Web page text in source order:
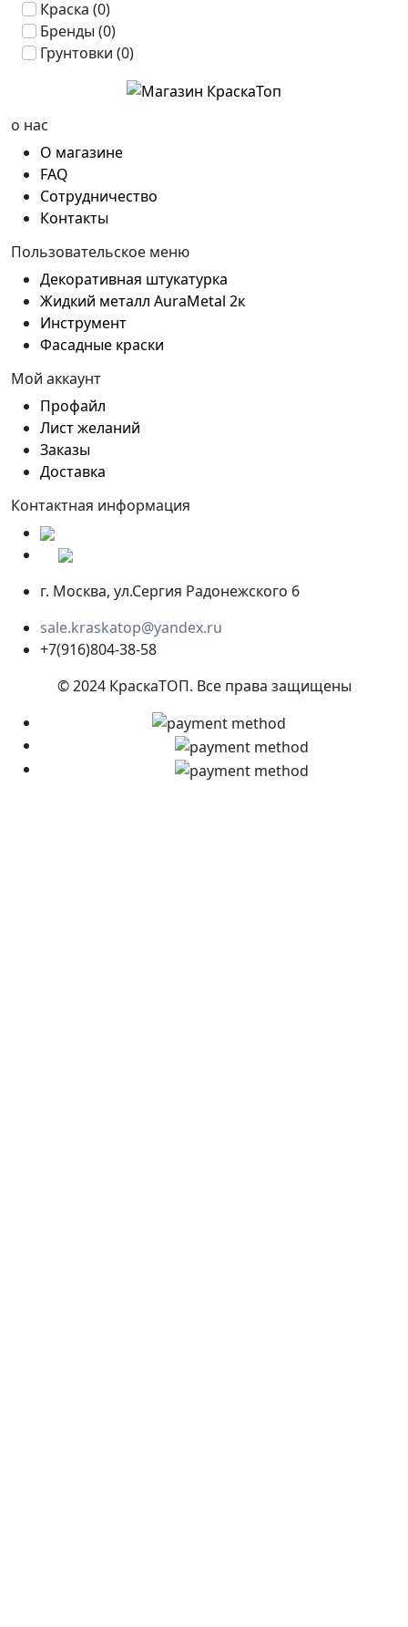
Краска (0)
Бренды (0)
Грунтовки (0)
о нас
О магазине
FAQ
Сотрудничество
Контакты
Пользовательское меню
Декоративная штукатурка
Жидкий металл AuraMetal 2к
Инструмент
Фасадные краски
Мой аккаунт
Профайл
Лист желаний
Заказы
Доставка
Контактная информация
г. Москва, ул.Сергия Радонежского 6
sale.kraskatop@yandex.ru
+7(916)804-38-58
© 2024 КраскаТОП. Все права защищены